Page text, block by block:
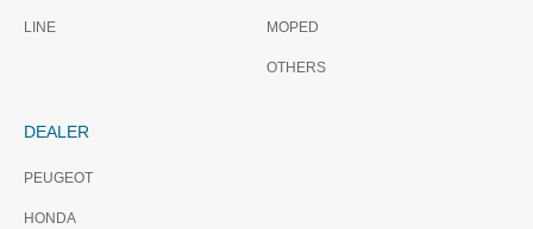
LINE MOPED
OTHERS
DEALER
PEUGEOT
HONDA